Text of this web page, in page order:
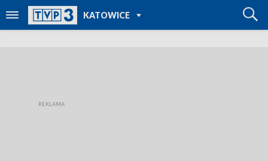
KATOWICE
TVP REGIONY